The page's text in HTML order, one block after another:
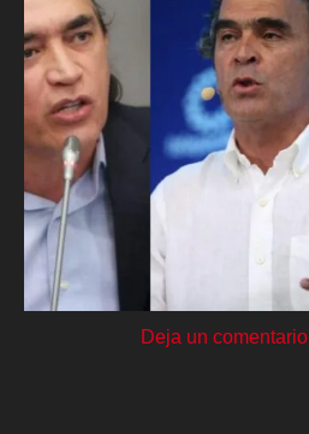
Deja un comentario